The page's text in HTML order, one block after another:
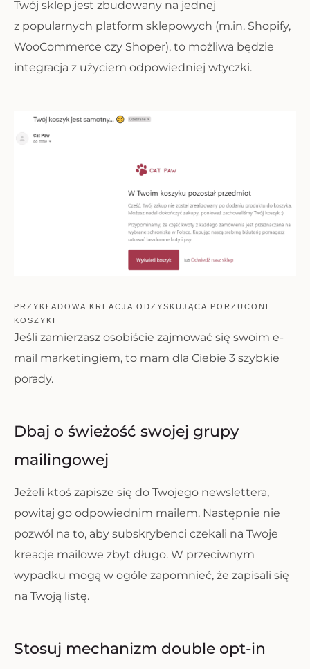
Twój sklep jest zbudowany na jednej
z popularnych platform sklepowych (m.in. Shopify,
WooCommerce czy Shoper), to możliwa będzie
integracja z użyciem odpowiedniej wtyczki.
PRZYKŁADOWA KREACJA ODZYSKUJĄCA PORZUCONE
KOSZYKI
Jeśli zamierzasz osobiście zajmować się swoim e-
mail marketingiem, to mam dla Ciebie 3 szybkie
porady.
Dbaj o świeżość swojej grupy
mailingowej
Jeżeli ktoś zapisze się do Twojego newslettera,
powitaj go odpowiednim mailem. Następnie nie
pozwól na to, aby subskrybenci czekali na Twoje
kreacje mailowe zbyt długo. W przeciwnym
wypadku mogą w ogóle zapomnieć, że zapisali się
na Twoją listę.
Stosuj mechanizm double opt-in